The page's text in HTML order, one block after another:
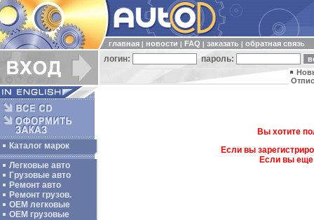
главная новости FAQ заказать обратная связь
логин: пароль:
Каталог марок
Легковые авто
Грузовые авто
Ремонт авто
Ремонт грузов.
ОЕМ легковые
OEM грузовые
Вы хотите
Если вы
Если вы еще